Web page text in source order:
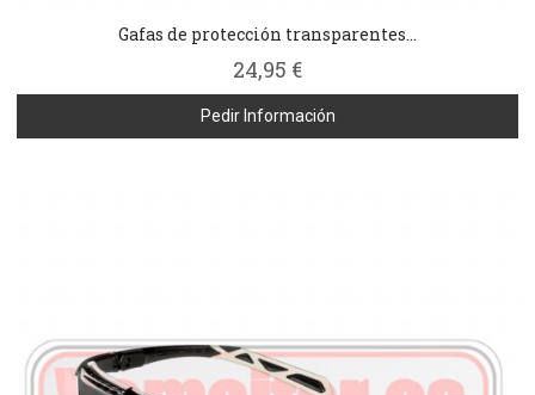
Gafas de protección transparentes...
24,95 €
Pedir Información